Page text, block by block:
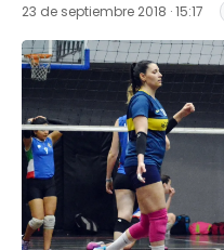
23 de septiembre 2018 · 15:17